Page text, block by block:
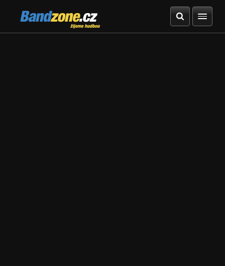
Bandzone.cz
žijeme hudbou